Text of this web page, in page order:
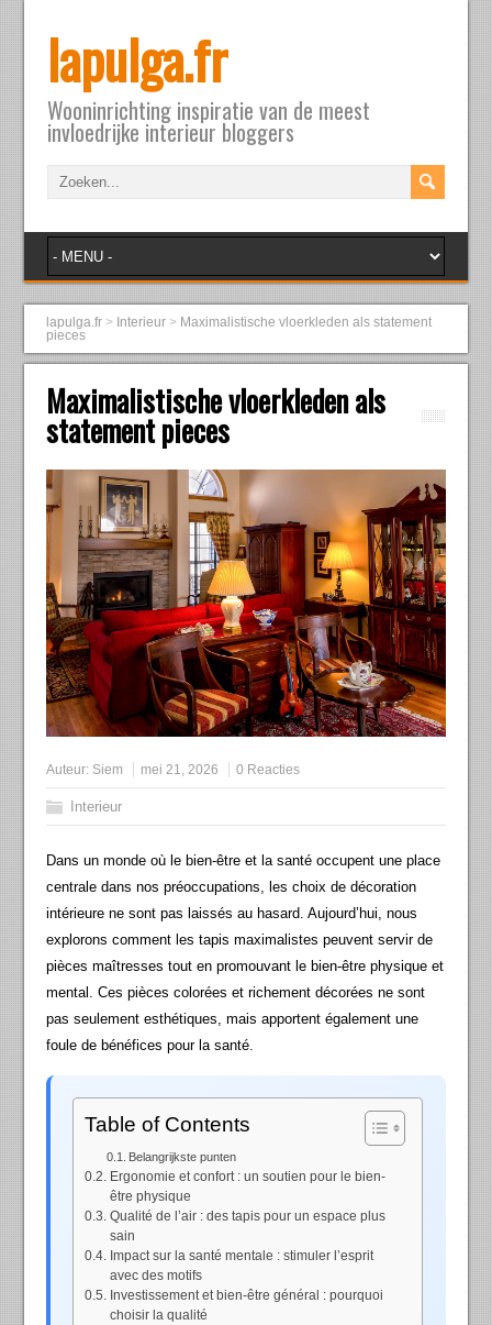
lapulga.fr
Wooninrichting inspiratie van de meest
invloedrijke interieur bloggers
lapulga.fr > Interieur > Maximalistische vloerkleden als statement
pieces
Maximalistische vloerkleden als
statement pieces
Auteur: Siem mei 21, 2026 0 Reacties
Interieur
Dans un monde où le bien-être et la santé occupent une place
centrale dans nos préoccupations, les choix de décoration
intérieure ne sont pas laissés au hasard. Aujourd’hui, nous
explorons comment les tapis maximalistes peuvent servir de
pièces maîtresses tout en promouvant le bien-être physique et
mental. Ces pièces colorées et richement décorées ne sont
pas seulement esthétiques, mais apportent également une
foule de bénéfices pour la santé.
Table of Contents
Belangrijkste punten
Ergonomie et confort : un soutien pour le bien-
être physique
Qualité de l’air : des tapis pour un espace plus
sain
Impact sur la santé mentale : stimuler l’esprit
avec des motifs
Investissement et bien-être général : pourquoi
choisir la qualité